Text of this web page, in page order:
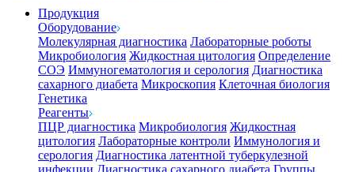
Продукция
Оборудование
Молекулярная диагностика Лабораторные роботы
Микробиология Жидкостная цитология Определение
СОЭ Иммуногематология и серология Диагностика
сахарного диабета Микроскопия Клеточная биология
Генетика
Реагенты
ПЦР диагностика Микробиология Жидкостная
цитология Лабораторные контроли Иммунология и
серология Диагностика латентной туберкулезной
инфекции Диагностика сахарного диабета Группы